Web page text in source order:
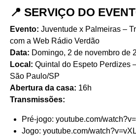
📍 SERVIÇO DO
Evento: Juventude x Palmeiras –
com a Web Rádio Verdão
Data: Domingo, 2 de novembro de
Local: Quintal do Espeto Perdizes
São Paulo/SP
Abertura da casa: 16h
Transmissões:
Pré-jogo: youtube.com/
Jogo: youtube.com/